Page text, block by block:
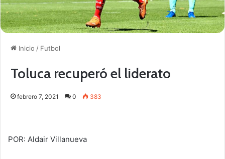
Inicio / Futbol
Toluca recuperó el liderato
febrero 7, 2021 0 383
POR: Aldair Villanueva